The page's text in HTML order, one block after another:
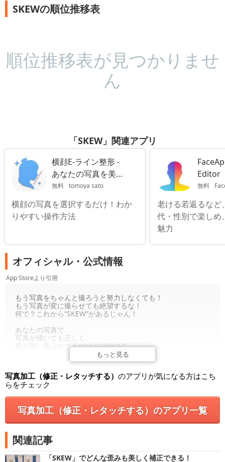
SKEWの順位推移表
順位推移表が見つかりませ
ん
「SKEW」関連アプリ
横顔E-ライン整形 -
あなたの写真を美容
的にバランスの良い
美横顔に変換！！
無料 tomoya sato
横顔の写真を選択するだけ！わか
りやすい操作方法
Editor
無料
老ける若返るなど
代・性別で楽しめ
魅力
オフィシャル・公式情報
App Storeより引用
もっと見る
もう写真をちゃんと撮ろうと努力しなくても！
もう写真が変に撮らせても絶望するな！
何で？これから”SKEW”があるじゃん！
あなたの写真で
写真が傾いても正しく、
背が低い撮らせてものびのび伸びる、
美しい撮られた部分だけゲット！
このアプリはあなたの写真が一番きれいになれることに全て
のフォーカスが合わせている。
https://vimeo.com/104036886
facebook.com/skewapp
twitter.com/skew_app
instagram.com/skew_app
skewforyou@gmail.com
写真加工（修正・レタッチする） のアプリが気になる方はこち
らをチェック
写真加工（修正・レタッチする）のアプリ一覧
関連記事
「SKEW」でどんな歪みも美しく補正できる！